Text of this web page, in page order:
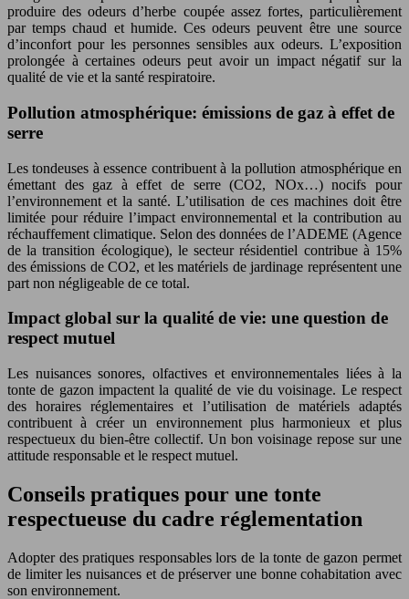
produire des odeurs d’herbe coupée assez fortes, particulièrement
par temps chaud et humide. Ces odeurs peuvent être une source
d’inconfort pour les personnes sensibles aux odeurs. L’exposition
prolongée à certaines odeurs peut avoir un impact négatif sur la
qualité de vie et la santé respiratoire.
Pollution atmosphérique: émissions de gaz à effet de
serre
Les tondeuses à essence contribuent à la pollution atmosphérique en
émettant des gaz à effet de serre (CO2, NOx…) nocifs pour
l’environnement et la santé. L’utilisation de ces machines doit être
limitée pour réduire l’impact environnemental et la contribution au
réchauffement climatique. Selon des données de l’ADEME (Agence
de la transition écologique), le secteur résidentiel contribue à 15%
des émissions de CO2, et les matériels de jardinage représentent une
part non négligeable de ce total.
Impact global sur la qualité de vie: une question de
respect mutuel
Les nuisances sonores, olfactives et environnementales liées à la
tonte de gazon impactent la qualité de vie du voisinage. Le respect
des horaires réglementaires et l’utilisation de matériels adaptés
contribuent à créer un environnement plus harmonieux et plus
respectueux du bien-être collectif. Un bon voisinage repose sur une
attitude responsable et le respect mutuel.
Conseils pratiques pour une tonte
respectueuse du cadre réglementation
Adopter des pratiques responsables lors de la tonte de gazon permet
de limiter les nuisances et de préserver une bonne cohabitation avec
son environnement.